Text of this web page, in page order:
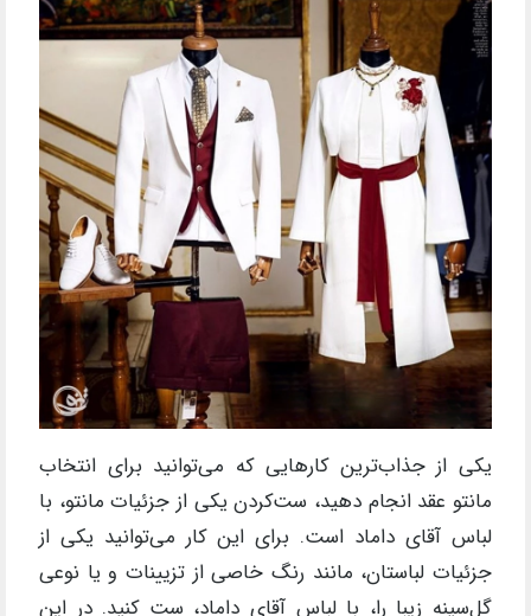
یکی از جذاب‌ترین کارهایی که می‌توانید برای انتخاب
مانتو عقد انجام دهید، ست‌کردن یکی از جزئیات مانتو، با
لباس آقای داماد است. برای این‌ کار می‌توانید یکی از
جزئیات لباستان، مانند رنگ خاصی از تزیینات و یا نوعی
گل‌سینه زیبا را، با لباس آقای داماد، ست کنید. در این‌